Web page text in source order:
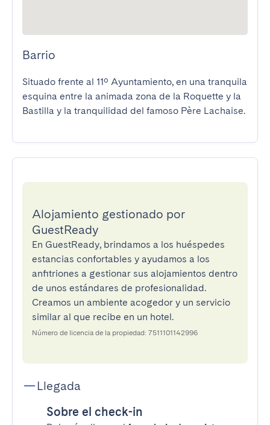
Barrio
Situado frente al 11º Ayuntamiento, en una tranquila
esquina entre la animada zona de la Roquette y la
Bastilla y la tranquilidad del famoso Père Lachaise.
Alojamiento gestionado por
GuestReady
En GuestReady, brindamos a los huéspedes
estancias confortables y ayudamos a los
anfitriones a gestionar sus alojamientos dentro
de unos estándares de profesionalidad.
Creamos un ambiente acogedor y un servicio
similar al que recibe en un hotel.
Número de licencia de la propiedad: 7511101142996
Llegada
Sobre el check-in